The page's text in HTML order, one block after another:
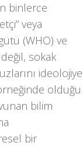
binlerce
veya
(WHO) ve
sokak
ideolojiye
olduğu
bilim
bir